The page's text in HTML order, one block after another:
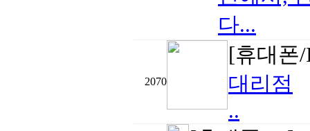
다...
2070
[휴대
대리점
..